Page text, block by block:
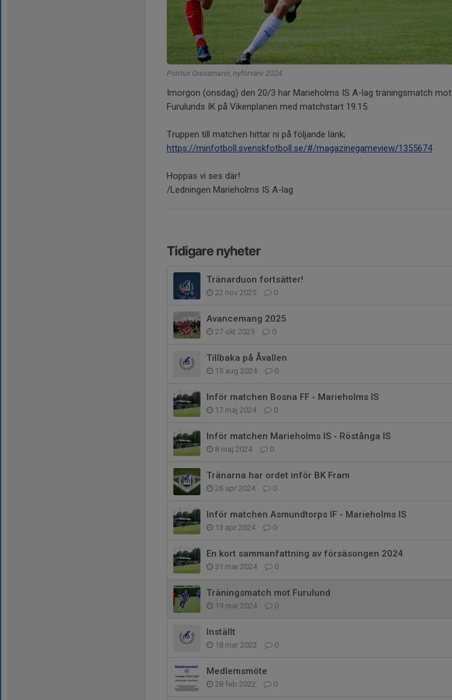
Pontus Gressmann, nyförvärv 2024
Imorgon (onsdag) den 20/3 har Marieholms IS A-lag träningsmatch mot
Furulunds IK på Vikenplanen med matchstart 19.15.
Truppen till matchen hittar ni på följande länk;
https://minfotboll.svenskfotboll.se/#/magazinegameview/1355674
Hoppas vi ses där!
/Ledningen Marieholms IS A-lag
Tidigare nyheter
Tränarduon fortsätter!
22 nov 2025 0
Avancemang 2025
27 okt 2025 0
Tillbaka på Åvallen
15 aug 2024 0
Inför matchen Bosna FF - Marieholms IS
17 maj 2024 0
Inför matchen Marieholms IS - Röstånga IS
8 maj 2024 0
Tränarna har ordet inför BK Fram
26 apr 2024 0
Inför matchen Asmundtorps IF - Marieholms IS
13 apr 2024 0
En kort sammanfattning av försäsongen 2024
31 mar 2024 0
Träningsmatch mot Furulund
19 mar 2024 0
Inställt
18 mar 2022 0
Medlemsmöte
28 feb 2022 0